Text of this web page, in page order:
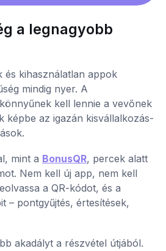
a legnagyobb
és kihasználatlan appok
mindig nyer. A
kell lennie a vevőnek
képbe az igazán kisvállalkozás-
mint a BonusQR, percek alatt
Nem kell új app, nem kell
a QR-kódot, és a
– pontgyűjtés, értesítések,
akadályt a részvétel útjából.